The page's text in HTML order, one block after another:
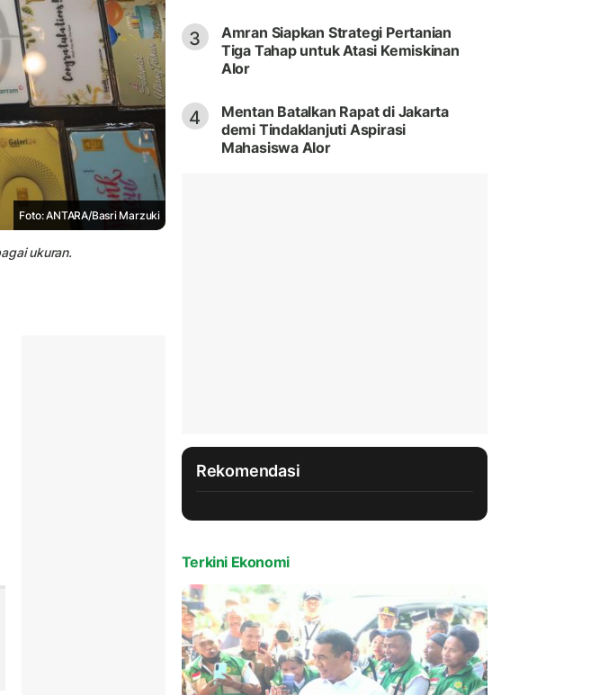
Foto: ANTARA/Basri Marzuki
ukuran.
3
Amran Siapkan Strategi Pertanian
Tiga Tahap untuk Atasi Kemiskinan
Alor
4
Mentan Batalkan Rapat di Jakarta
demi Tindaklanjuti Aspirasi
Mahasiswa Alor
Rekomendasi
Terkini Ekonomi